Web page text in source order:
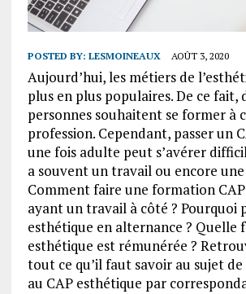
POSTED BY: LESMOINEAUX AOÛT 3, 2020
Aujourd’hui, les métiers de
plus en plus populaires. De ce fait,
personnes souhaitent se former à
profession. Cependant, passer un
une fois adulte peut s’avérer
a souvent un travail ou encore
Comment faire une formation
ayant un travail à côté ? Pourquoi
esthétique en alternance ? Quelle
esthétique est rémunérée ?
tout ce qu’il faut savoir au sujet
au CAP esthétique par